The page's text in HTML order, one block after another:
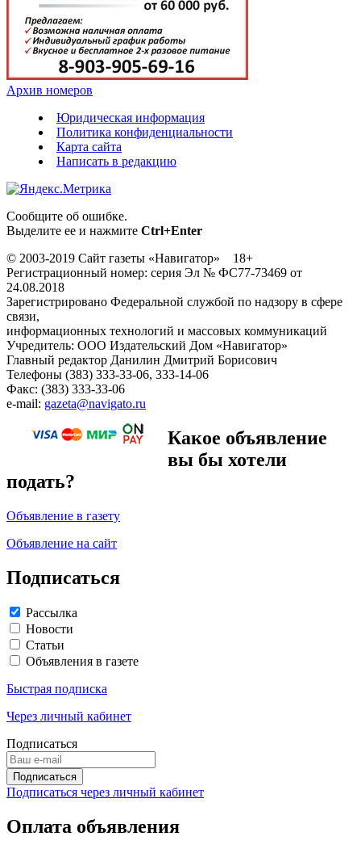
Архив номеров
Юридическая информация
Политика конфиденциальности
Карта сайта
Написать в редакцию
Сообщите об ошибке.
Выделите ее и нажмите Ctrl+Enter
© 2003-2019 Сайт газеты «Навигатор» 18+
Регистрационный номер: серия Эл № ФС77-73469 от
24.08.2018
Зарегистрировано Федеральной службой по надзору в сфере
связи,
информационных технологий и массовых коммуникаций
Учредитель: ООО Издательский Дом «Навигатор»
Главный редактор Данилин Дмитрий Борисович
Телефоны (383) 333-33-06, 333-14-06
Факс: (383) 333-33-06
e-mail: gazeta@navigato.ru
Какое объявление
вы бы хотели
подать?
Объявление в газету
Объявление на сайт
Подписаться
Рассылка
Новости
Статьи
Объявления в газете
Быстрая подписка
Через личный кабинет
Подписаться
Подписаться через личный кабинет
Оплата объявления